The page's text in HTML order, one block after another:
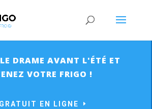
DRAME AVANT L'ÉTÉ ET
VOTRE FRIGO !
EN LIGNE